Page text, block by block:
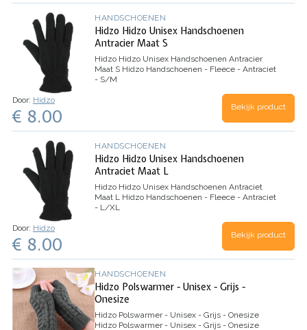
HANDSCHOENEN
Hidzo Hidzo Unisex Handschoenen
Antracier Maat S
Hidzo Hidzo Unisex Handschoenen Antracier
Maat S Hidzo Handschoenen - Fleece - Antraciet
- S/M
Door: Hidzo
€ 8.00 Bekijk product
HANDSCHOENEN
Hidzo Hidzo Unisex Handschoenen
Antraciet Maat L
Hidzo Hidzo Unisex Handschoenen Antraciet
Maat L Hidzo Handschoenen - Fleece - Antraciet
- L/XL
Door: Hidzo
€ 8.00 Bekijk product
HANDSCHOENEN
Hidzo Polswarmer - Unisex - Grijs -
Onesize
Hidzo Polswarmer - Unisex - Grijs - Onesize
Hidzo Polswarmer - Unisex - Grijs - Onesize